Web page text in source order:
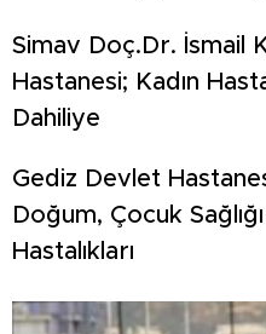
Simav Doç.Dr. İsmail
Hastanesi; Kadın
Dahiliye
Gediz Devlet
Doğum, Çocuk
Hastalıkları